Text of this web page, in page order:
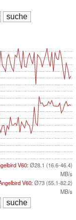
V60:Ø28.1 (16.6-46.4)
MB/s
V60:Ø73 (55.1-82.2)
MB/s